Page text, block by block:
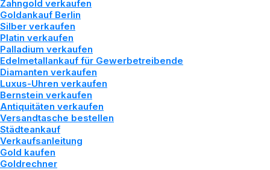
Zahngold verkaufen
Goldankauf Berlin
Silber verkaufen
Platin verkaufen
Palladium verkaufen
Edelmetallankauf für Gewerbetreibende
Diamanten verkaufen
Luxus-Uhren verkaufen
Bernstein verkaufen
Antiquitäten verkaufen
Versandtasche bestellen
Städteankauf
Verkaufsanleitung
Gold kaufen
Goldrechner
aus
Verbundenheit
Tozman & Lenz begleitet die 26.
Hennigsdorfer Festmeile als
Hauptsponsor.